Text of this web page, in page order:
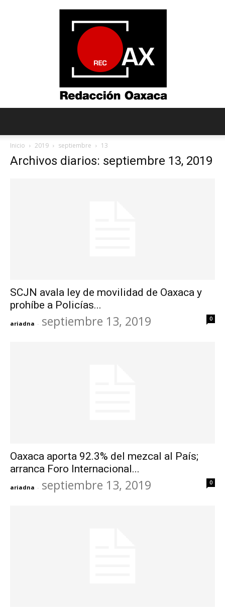
Inicio 2019 septiembre 13
Archivos diarios: septiembre 13, 2019
SCJN avala ley de movilidad de Oaxaca y
prohíbe a Policías...
ariadna - septiembre 13, 2019 0
Oaxaca aporta 92.3% del mezcal al País;
arranca Foro Internacional...
ariadna - septiembre 13, 2019 0